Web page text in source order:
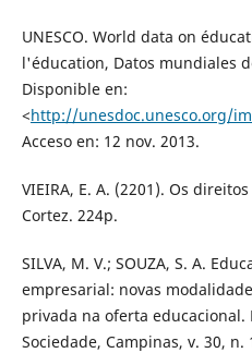
UNESCO. World data on
l'éducation, Datos mundiales
Disponible en:
<http://unesdoc.unesco.org/
Acceso en: 12 nov. 2013.
VIEIRA, E. A. (2201). Os
Cortez. 224p.
SILVA, M. V.; SOUZA, S. A.
empresarial: novas
privada na oferta educacional.
Sociedade, Campinas, v. 30, n.